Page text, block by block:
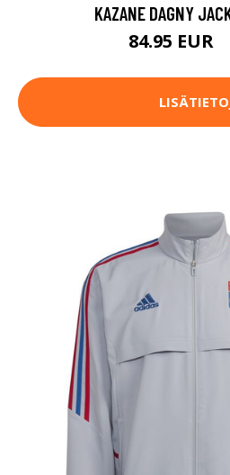
KAZANE DAGNY
84.95 EUR